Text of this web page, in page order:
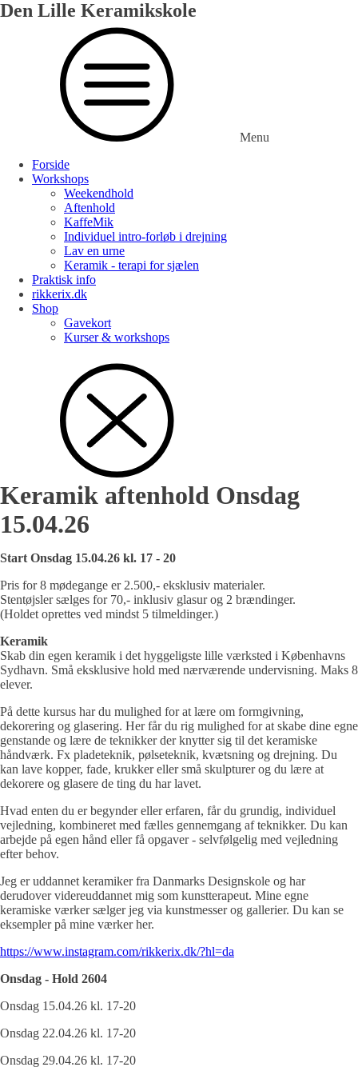
Den Lille Keramikskole
Menu
Forside
Workshops
Weekendhold
Aftenhold
KaffeMik
Individuel intro-forløb i drejning
Lav en urne
Keramik - terapi for sjælen
Praktisk info
rikkerix.dk
Shop
Gavekort
Kurser & workshops
Keramik aftenhold Onsdag
15.04.26
Start Onsdag 15.04.26 kl. 17 - 20
Pris for 8 mødegange er 2.500,- eksklusiv materialer.
Stentøjsler sælges for 70,- inklusiv glasur og 2 brændinger.
(Holdet oprettes ved mindst 5 tilmeldinger.)
Keramik
Skab din egen keramik i det hyggeligste lille værksted i Københavns
Sydhavn. Små eksklusive hold med nærværende undervisning. Maks 8
elever.
På dette kursus har du mulighed for at lære om formgivning,
dekorering og glasering. Her får du rig mulighed for at skabe dine egne
genstande og lære de teknikker der knytter sig til det keramiske
håndværk. Fx pladeteknik, pølseteknik, kvætsning og drejning. Du
kan lave kopper, fade, krukker eller små skulpturer og du lære at
dekorere og glasere de ting du har lavet.
Hvad enten du er begynder eller erfaren, får du grundig, individuel
vejledning, kombineret med fælles gennemgang af teknikker. Du kan
arbejde på egen hånd eller få opgaver - selvfølgelig med vejledning
efter behov.
Jeg er uddannet keramiker fra Danmarks Designskole og har
derudover videreuddannet mig som kunstterapeut. Mine egne
keramiske værker sælger jeg via kunstmesser og gallerier. Du kan se
eksempler på mine værker her.
https://www.instagram.com/rikkerix.dk/?hl=da
Onsdag - Hold 2604
Onsdag 15.04.26 kl. 17-20
Onsdag 22.04.26 kl. 17-20
Onsdag 29.04.26 kl. 17-20